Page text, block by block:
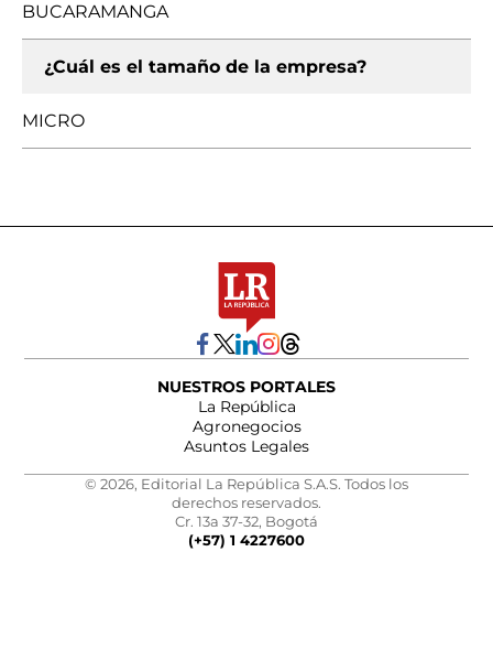
BUCARAMANGA
¿Cuál es el tamaño de la empresa?
MICRO
NUESTROS PORTALES
La República
Agronegocios
Asuntos Legales
© 2026, Editorial La República S.A.S. Todos los
derechos reservados.
Cr. 13a 37-32, Bogotá
(+57) 1 4227600